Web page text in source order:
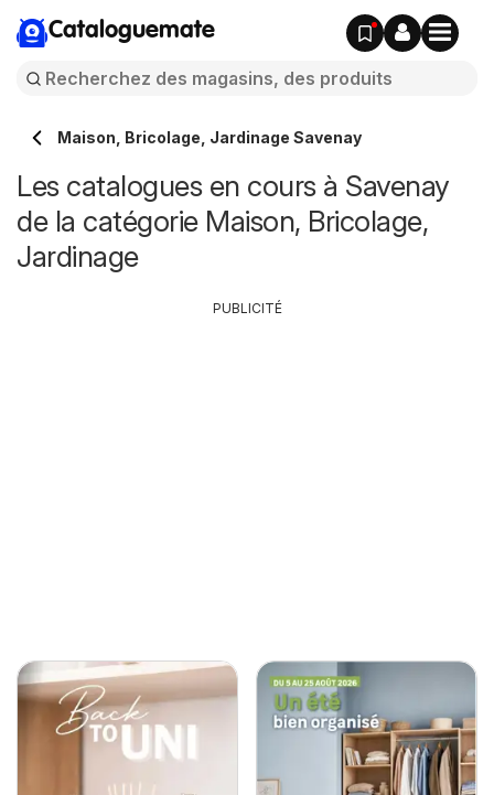
Cataloguemate
Maison, Bricolage, Jardinage Savenay
Les catalogues en cours à Savenay
de la catégorie Maison, Bricolage,
Jardinage
PUBLICITÉ